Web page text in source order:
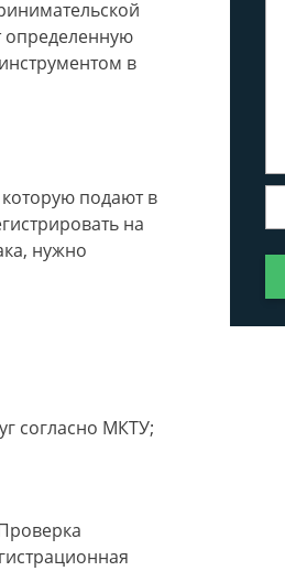
определенную
в
подают в
на
нужно
согласно МКТУ;